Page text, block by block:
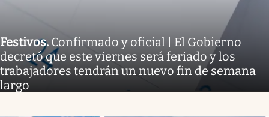
Festivos. Confirmado y oficial | El Gobierno
decretó que este viernes será feriado y los
trabajadores tendrán un nuevo fin de semana
largo